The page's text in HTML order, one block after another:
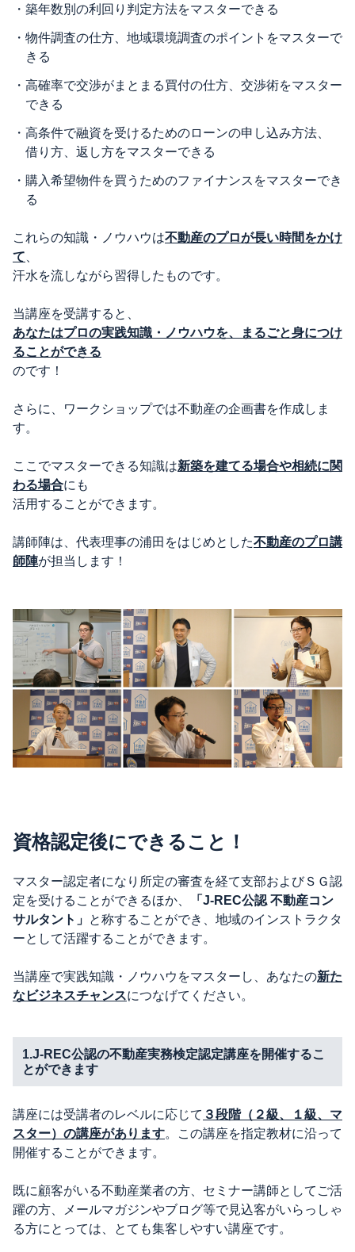
・ 築年数別の利回り判定方法をマスターできる
・ 物件調査の仕方、地域環境調査のポイントをマスターで
きる
・ 高確率で交渉がまとまる買付の仕方、交渉術をマスター
できる
・ 高条件で融資を受けるためのローンの申し込み方法、
借り方、返し方をマスターできる
・ 購入希望物件を買うためのファイナンスをマスターでき
る
これらの知識・ノウハウは不動産のプロが長い時間をかけ
て
汗水を流しながら習得したものです。
当講座を受講すると、
あなたはプロの実践知識・ノウハウを、まるごと身につけ
ることができる
のです！
さらに、ワークショップでは不動産の企画書を作成しま
す。
ここでマスターできる知識は新築を建てる場合や相続に関
わる場合にも
活用することができます。
講師陣は、代表理事の浦田をはじめとした不動産のプロ講
師陣が担当します！
資格認定後にできること！
マスター認定者になり所定の審査を経て支部およびＳＧ認
定を受けることができるほか、
「J-REC公認 不動産コン
サルタント」 と称することができ、地域のインストラクタ
ーとして活躍することができます。
当講座で実践知識・ノウハウをマスターし、あなたの新た
なビジネスチャンスにつなげてください。
1.J-REC公認の不動産実務検定認定講座を開催するこ
とができます
講座には受講者のレベルに応じて ３段階（２級、１級、マ
スター）の講座があります。この講座を指定教材に沿って
開催することができます。
既に顧客がいる不動産業者の方、セミナー講師としてご活
躍の方、メールマガジンやブログ等で見込客がいらっしゃ
る方にとっては、とても集客しやすい講座です。